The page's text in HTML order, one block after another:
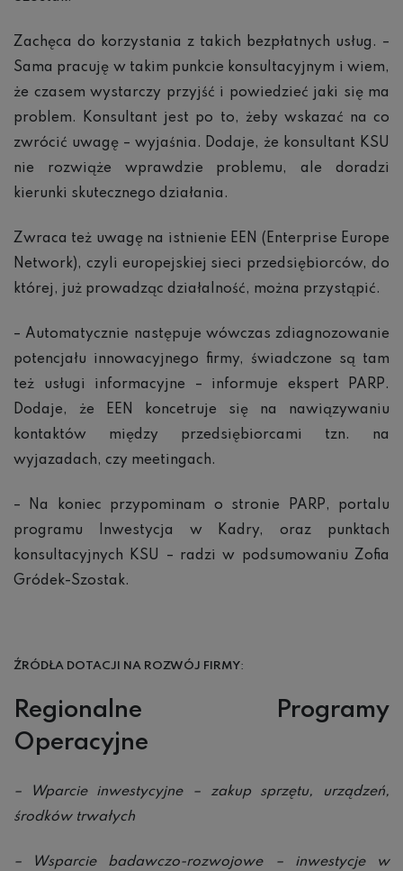
Zachęca do korzystania z takich bezpłatnych usług. –
Sama pracuję w takim punkcie konsultacyjnym i wiem,
że czasem wystarczy przyjść i powiedzieć jaki się ma
problem. Konsultant jest po to, żeby wskazać na co
zwrócić uwagę – wyjaśnia. Dodaje, że konsultant KSU
nie rozwiąże wprawdzie problemu, ale doradzi
kierunki skutecznego działania.
Zwraca też uwagę na istnienie EEN (Enterprise Europe
Network), czyli europejskiej sieci przedsiębiorców, do
której, już prowadząc działalność, można przystąpić.
– Automatycznie następuje wówczas zdiagnozowanie
potencjału innowacyjnego firmy, świadczone są tam
też usługi informacyjne – informuje ekspert PARP.
Dodaje, że EEN koncetruje się na nawiązywaniu
kontaktów między przedsiębiorcami tzn. na
wyjazadach, czy meetingach.
– Na koniec przypominam o stronie PARP, portalu
programu Inwestycja w Kadry, oraz punktach
konsultacyjnych KSU – radzi w podsumowaniu Zofia
Gródek-Szostak.
ŹRÓDŁA DOTACJI NA ROZWÓJ FIRMY:
Regionalne Programy
Operacyjne
– Wparcie inwestycyjne – zakup sprzętu, urządzeń,
środków trwałych
– Wsparcie badawczo-rozwojowe – inwestycje w